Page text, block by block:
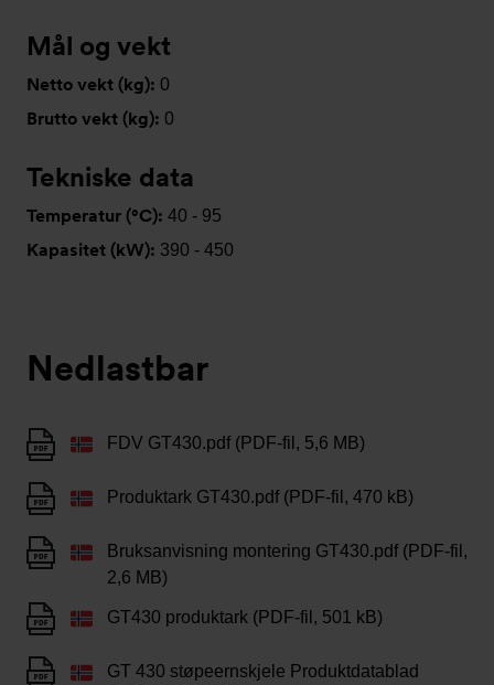
Mål og vekt
Netto vekt (kg): 0
Brutto vekt (kg): 0
Tekniske data
Temperatur (°C): 40 - 95
Kapasitet (kW): 390 - 450
Nedlastbar
FDV GT430.pdf (PDF-fil, 5,6 MB)
Produktark GT430.pdf (PDF-fil, 470 kB)
Bruksanvisning montering GT430.pdf (PDF-fil,
2,6 MB)
GT430 produktark (PDF-fil, 501 kB)
GT 430 støpeernskjele Produktdatablad